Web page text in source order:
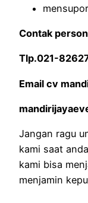
Contak person
Tlp.021-
Email cv
Jangan ragu
kami saat
kami bisa
menjamin